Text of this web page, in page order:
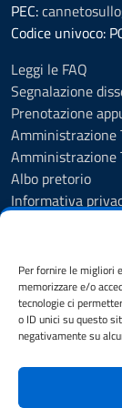
Per fornire le migliori
memorizzare e/o
tecnologie ci
o ID unici su questo
negativamente su
PEC:
Codice univoco:
Leggi le FAQ
Segnalazione
Prenotazione
Amministrazione
Albo pretorio
Informativa
Feedback
Dichiarazione di
Obiettivi di
Piano di